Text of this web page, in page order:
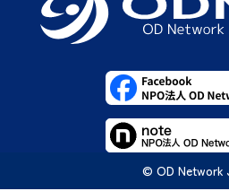
© OD Network